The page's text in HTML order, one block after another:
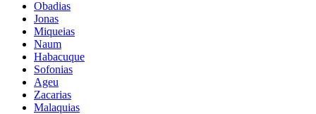
Obadias
Jonas
Miqueias
Naum
Habacuque
Sofonias
Ageu
Zacarias
Malaquias